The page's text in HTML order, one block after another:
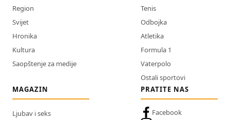
Region
Svijet
Hronika
Kultura
Saopštenje za medije
Tenis
Odbojka
Atletika
Formula 1
Vaterpolo
Ostali sportovi
MAGAZIN
Ljubav i seks
PRATITE NAS
Facebook